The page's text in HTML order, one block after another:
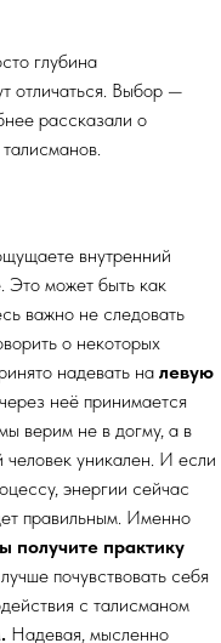
глубина
отличаться. Выбор —
рассказали о
внутренний
Это может быть как
важно не следовать
о некоторых
надевать на левую
неё принимается
верим не в догму, а в
уникален. И если
энергии сейчас
правильным. Именно
получите практику
почувствовать себя
с талисманом
Надевая, мысленно